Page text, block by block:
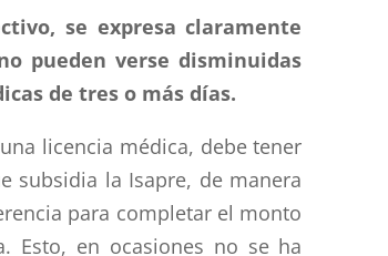
se expresa claramente
pueden verse disminuidas
de tres o más días.
licencia médica, debe tener
subsidia la Isapre, de manera
para completar el monto
Esto, en ocasiones no se ha